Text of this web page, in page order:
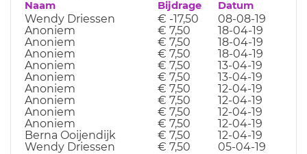
Naam Bijdrage Datum
Wendy Driessen € -17,50
08-08-19
Anoniem
€ 7,50
18-04-19
Anoniem
€ 7,50
18-04-19
Anoniem
€ 7,50
18-04-19
Anoniem
€ 7,50
13-04-19
Anoniem
€ 7,50
13-04-19
Anoniem
€ 7,50
12-04-19
Anoniem
€ 7,50
12-04-19
Anoniem
€ 7,50
12-04-19
Anoniem
€ 7,50
12-04-19
Berna Ooijendijk
€ 7,50
12-04-19
Wendy Driessen
€ 7,50 05-04-19